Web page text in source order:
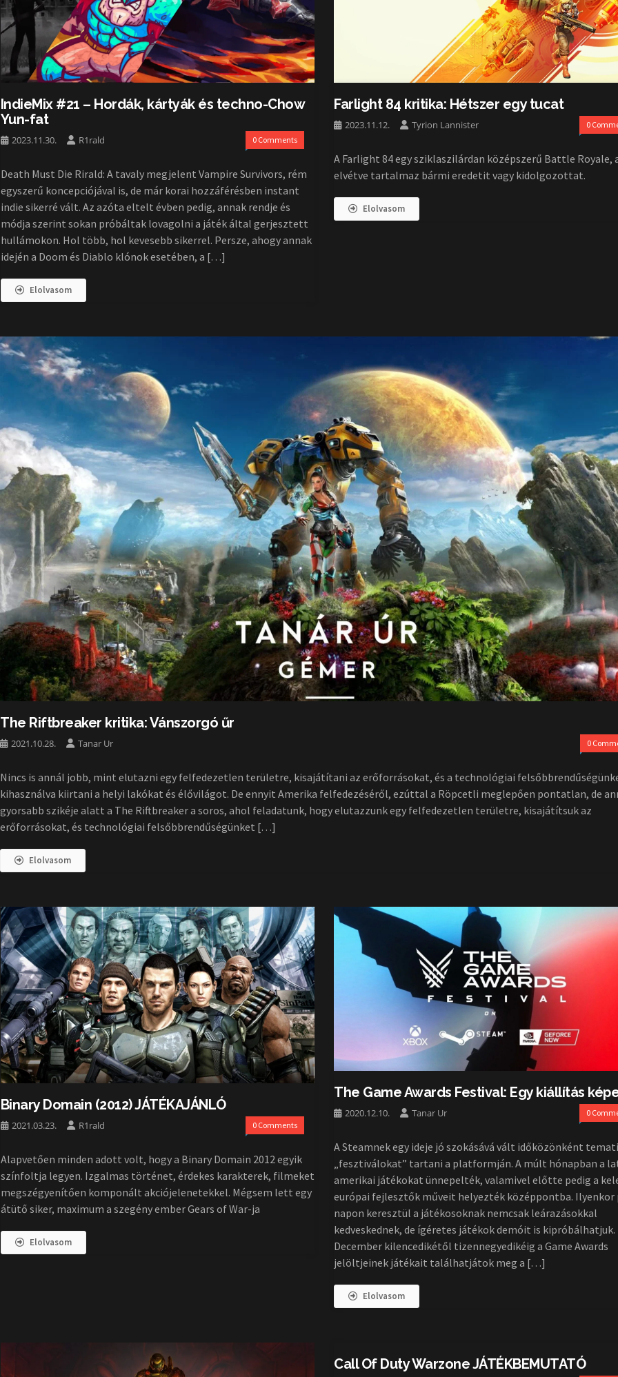
IndieMix #21 – Hordák, kártyák és techno-Chow
Yun-fat
2023.11.30. R1rald 0 Comments
Death Must Die Rirald: A tavaly megjelent Vampire Survivors, rém
egyszerű koncepciójával is, de már korai hozzáférésben instant
indie sikerré vált. Az azóta eltelt évben pedig, annak rendje és
módja szerint sokan próbáltak lovagolni a játék által gerjesztett
hullámokon. Hol több, hol kevesebb sikerrel. Persze, ahogy annak
idején a Doom és Diablo klónok esetében, a […]
Elolvasom
Farlight 84 kritika: Hétszer egy tucat
2023.11.12. Tyrion Lannister 0
A Farlight 84 egy sziklaszilárdan középszerű Battle Royale,
elvétve tartalmaz bármi eredetit vagy kidolgozottat.
Elolvasom
The Riftbreaker kritika: Vánszorgó űr
2021.10.28. Tanar Ur 0
Nincs is annál jobb, mint elutazni egy felfedezetlen területre, kisajátítani az erőforrásokat, és a technológiai
kihasználva kiirtani a helyi lakókat és élővilágot. De ennyit Amerika felfedezéséről, ezúttal a Röpcetli meglepően pontatlan, de
gyorsabb szikéje alatt a The Riftbreaker a soros, ahol feladatunk, hogy elutazzunk egy felfedezetlen területre, kisajátítsuk az
erőforrásokat, és technológiai felsőbbrendűségünket […]
Elolvasom
Binary Domain (2012) JÁTÉKAJÁNLÓ
2021.03.23. R1rald 0 Comments
Alapvetően minden adott volt, hogy a Binary Domain 2012 egyik
színfoltja legyen. Izgalmas történet, érdekes karakterek, filmeket
megszégyenítően komponált akciójelenetekkel. Mégsem lett egy
átütő siker, maximum a szegény ember Gears of War-ja
Elolvasom
The Game Awards Festival: Egy kiállítás
2020.12.10. Tanar Ur 0
A Steamnek egy ideje jó szokásává vált időközönként
„fesztiválokat” tartani a platformján. A múlt hónapban a
amerikai játékokat ünnepelték, valamivel előtte pedig a
európai fejlesztők műveit helyezték középpontba. Ilyenkor
napon keresztül a játékosoknak nemcsak leárazásokkal
kedveskednek, de ígéretes játékok demóit is kipróbálhatjuk.
December kilencedikétől tizennegyedikéig a Game Awards
jelöltjeinek játékait találhatjátok meg a […]
Elolvasom
Call Of Duty Warzone JÁTÉKBEMUTATÓ